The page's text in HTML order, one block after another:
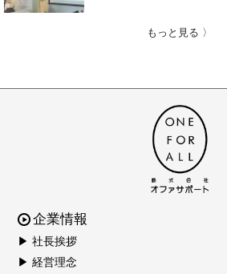
もっと見る 〉
企業情報
▶ 社長挨拶
▶ 経営理念